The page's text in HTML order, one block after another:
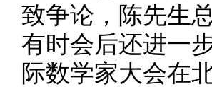
致争论，陈先生
有时会后还进一
际数学家大会在